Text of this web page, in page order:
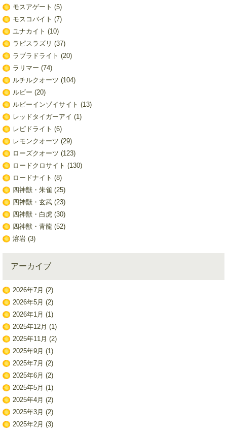
モスアゲート (5)
モスコバイト (7)
ユナカイト (10)
ラピスラズリ (37)
ラブラドライト (20)
ラリマー (74)
ルチルクオーツ (104)
ルビー (20)
ルビーインゾイサイト (13)
レッドタイガーアイ (1)
レピドライト (6)
レモンクオーツ (29)
ローズクオーツ (123)
ロードクロサイト (130)
ロードナイト (8)
四神獣・朱雀 (25)
四神獣・玄武(23)
四神獣・白虎(30)
四神獣・青龍(52)
溶岩(3)
アーカイブ
2026年7月 (2)
2026年5月 (2)
2026年1月 (1)
2025年12月 (1)
2025年11月 (2)
2025年9月 (1)
2025年7月 (2)
2025年6月 (2)
2025年5月 (1)
2025年4月 (2)
2025年3月 (2)
2025年2月 (3)